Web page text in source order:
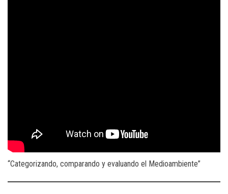
“Categorizando, comparando y evaluando el Medioambiente”